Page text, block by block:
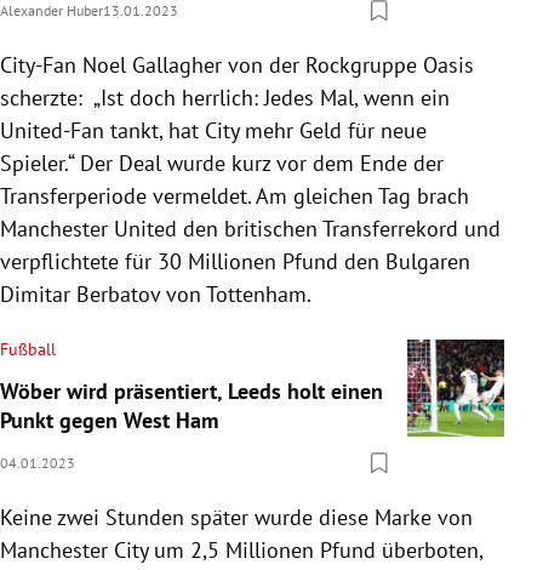
Alexander Huber13.01.2023
City-Fan Noel Gallagher von der Rock­gruppe Oasis
scherzte: „Ist doch herrlich: Jedes Mal, wenn ein
United-Fan tankt, hat City mehr Geld für neue
Spieler.“ Der Deal wurde kurz vor dem Ende der
Transferperiode vermeldet. Am gleichen Tag brach
Manchester United den britischen Transferrekord und
verpflichtete für 30 Millionen Pfund den Bulgaren
Dimitar Berbatov von Tottenham.
Fußball
Wöber wird präsentiert, Leeds holt einen
Punkt gegen West Ham
04.01.2023
Keine zwei Stunden später wurde diese Marke von
Manchester City um 2,5 Millionen Pfund überboten,